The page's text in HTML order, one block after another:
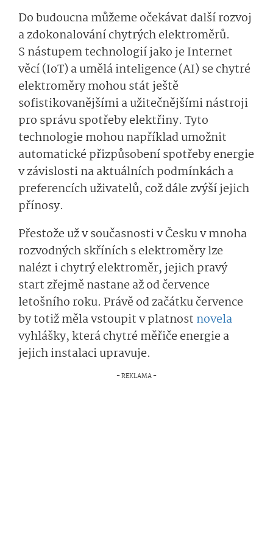
Do budoucna můžeme očekávat další rozvoj
a zdokonalování chytrých elektroměrů.
S nástupem technologií jako je Internet
věcí (IoT) a umělá inteligence (AI) se chytré
elektroměry mohou stát ještě
sofistikovanějšími a užitečnějšími nástroji
pro správu spotřeby elektřiny. Tyto
technologie mohou například umožnit
automatické přizpůsobení spotřeby energie
v závislosti na aktuálních podmínkách a
preferencích uživatelů, což dále zvýší jejich
přínosy.
Přestože už v současnosti v Česku v mnoha
rozvodných skříních s elektroměry lze
nalézt i chytrý elektroměr, jejich pravý
start zřejmě nastane až od července
letošního roku. Právě od začátku července
by totiž měla vstoupit v platnost novela
vyhlášky, která chytré měřiče energie a
jejich instalaci upravuje.